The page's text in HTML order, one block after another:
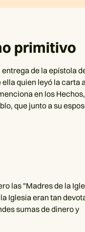
primitivo
de la epístola
quien leyó la carta
en los
que junto a su
las "Madres de la
Iglesia eran tan
sumas de dinero y